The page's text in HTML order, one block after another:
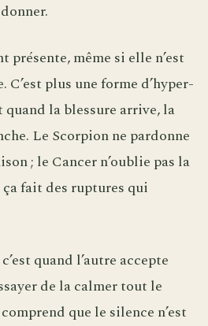
présente, même si elle n’est
plus une forme d’hyper-
la blessure arrive, la
Le Scorpion ne pardonne
; le Cancer n’oublie pas la
fait des ruptures qui
quand l’autre accepte
de la calmer tout le
que le silence n’est